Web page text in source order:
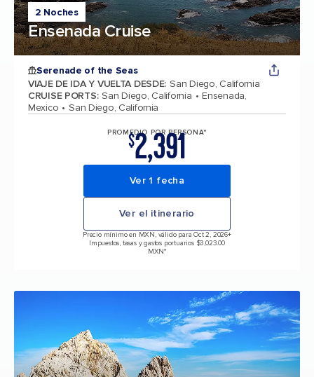
2 Noches
Ensenada Cruise
Serenade of the Seas
VIAJE DE IDA Y VUELTA DESDE: San Diego, California
CRUISE PORTS: San Diego, California
Ensenada,
Mexico
San Diego, California
PROMEDIO POR PERSONA*
$2,391
Ver 1 fecha
Ver el itinerario
Precio mínimo en MXN, válido para Oct 2, 2026+
Impuestos, tasas y gastos portuarios $3,023.00
MXN*